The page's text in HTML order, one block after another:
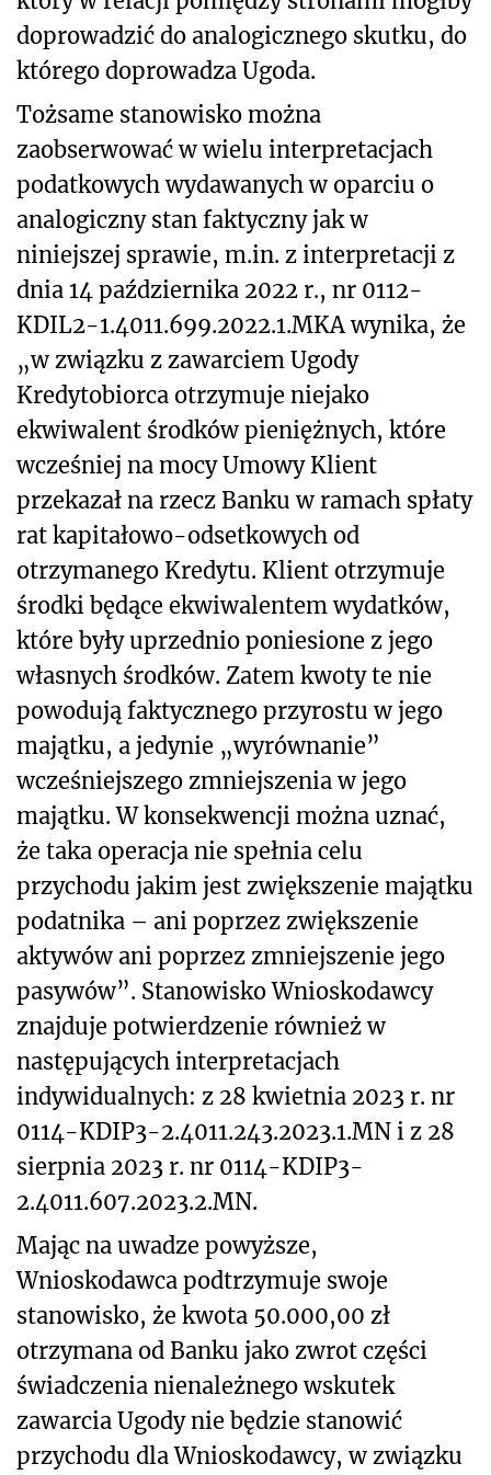
doprowadzić do analogicznego skutku, do
którego doprowadza Ugoda.
Tożsame stanowisko można
zaobserwować w wielu interpretacjach
podatkowych wydawanych w oparciu o
analogiczny stan faktyczny jak w
niniejszej sprawie, m.in. z interpretacji z
dnia 14 października 2022 r., nr 0112-
KDIL2-1.4011.699.2022.1.MKA wynika, że
„w związku z zawarciem Ugody
Kredytobiorca otrzymuje niejako
ekwiwalent środków pieniężnych, które
wcześniej na mocy Umowy Klient
przekazał na rzecz Banku w ramach spłaty
rat kapitałowo-odsetkowych od
otrzymanego Kredytu. Klient otrzymuje
środki będące ekwiwalentem wydatków,
które były uprzednio poniesione z jego
własnych środków. Zatem kwoty te nie
powodują faktycznego przyrostu w jego
majątku, a jedynie „wyrównanie”
wcześniejszego zmniejszenia w jego
majątku. W konsekwencji można uznać,
że taka operacja nie spełnia celu
przychodu jakim jest zwiększenie majątku
podatnika – ani poprzez zwiększenie
aktywów ani poprzez zmniejszenie jego
pasywów”. Stanowisko Wnioskodawcy
znajduje potwierdzenie również w
następujących interpretacjach
indywidualnych: z 28 kwietnia 2023 r. nr
0114-KDIP3-2.4011.243.2023.1.MN i z 28
sierpnia 2023 r. nr 0114-KDIP3-
2.4011.607.2023.2.MN.
Mając na uwadze powyższe,
Wnioskodawca podtrzymuje swoje
stanowisko, że kwota 50.000,00 zł
otrzymana od Banku jako zwrot części
świadczenia nienależnego wskutek
zawarcia Ugody nie będzie stanowić
przychodu dla Wnioskodawcy, w związku